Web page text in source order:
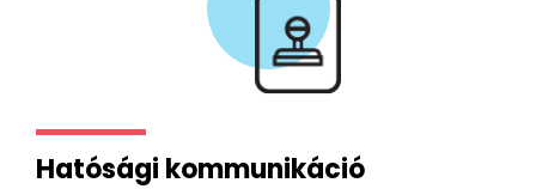
Hatósági kommunikáció